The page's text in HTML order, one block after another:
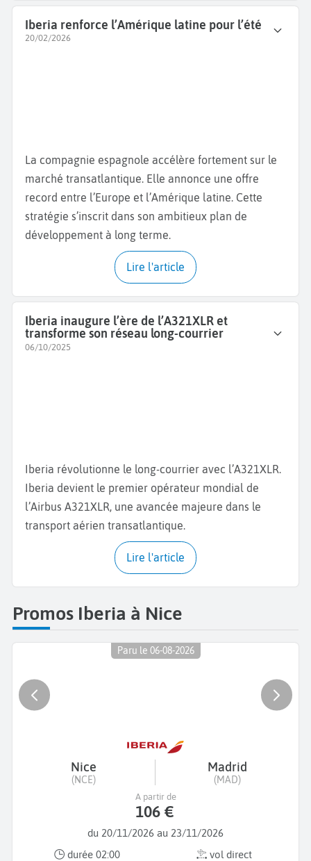
Iberia renforce l’Amérique latine pour l’été
20/02/2026
La compagnie espagnole accélère fortement sur le
marché transatlantique. Elle annonce une offre
record entre l’Europe et l’Amérique latine. Cette
stratégie s’inscrit dans son ambitieux plan de
développement à long terme.
Lire l'article
Iberia inaugure l’ère de l’A321XLR et
transforme son réseau long-courrier
06/10/2025
Iberia révolutionne le long-courrier avec l’A321XLR.
Iberia devient le premier opérateur mondial de
l’Airbus A321XLR, une avancée majeure dans le
transport aérien transatlantique.
Lire l'article
Promos Iberia à Nice
Paru le 06-08-2026
Nice
(NCE)
Madrid
(MAD)
du 20/11/2026 au 23/11/2026
durée 02:00
vol direct
A partir de
106 €